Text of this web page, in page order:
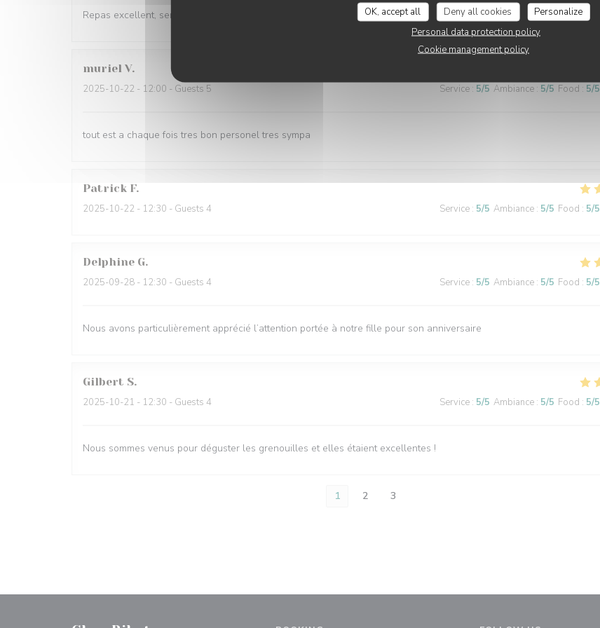
OK, accept all Deny all cookies
Personalize
Personal data protection policy
Cookie management policy
Repas excellent, serveuses très gracieuses
muriel V
2025-10-22 - 12:00 - Guests 5 Service : 5/5 Ambiance : 5/5 Food : 5/5
tout est a chaque fois tres bon personel tres sympa
Patrick F
2025-10-22 - 12:30 - Guests 4 Service : 5/5 Ambiance : 5/5 Food : 5/5
Delphine G
2025-09-28 - 12:30 - Guests 4 Service : 5/5 Ambiance : 5/5 Food : 5/5
Nous avons particulièrement apprécié l’attention portée à notre fille pour son anniversaire
Gilbert S
2025-10-21 - 12:30 - Guests 4 Service : 5/5 Ambiance : 5/5 Food : 5/5
Nous sommes venus pour déguster les grenouilles et elles étaient excellentes !
1 2 3